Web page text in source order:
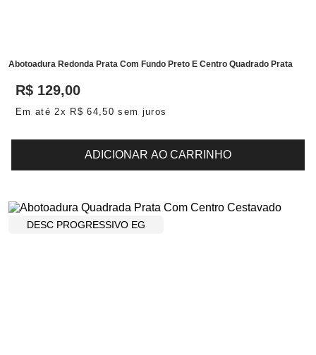
Abotoadura Redonda Prata Com Fundo Preto E Centro Quadrado Prata
R$ 129,00
Em até2x R$ 64,50 sem juros
ADICIONAR AO CARRINHO
DESC PROGRESSIVO EG